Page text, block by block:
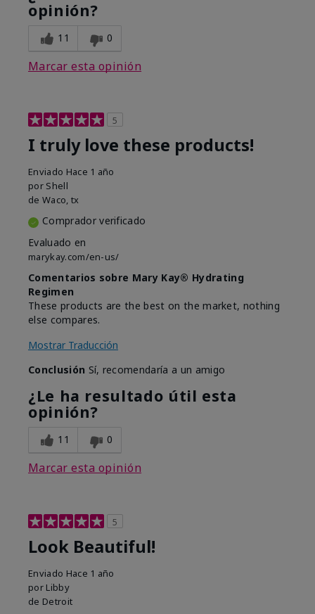
opinión?
11 0
Marcar esta opinión
5
I truly love these products!
Enviado Hace 1 año
por Shell
de Waco, tx
Comprador verificado
Evaluado en
marykay.com/en-us/
Comentarios sobre Mary Kay® Hydrating
Regimen
These products are the best on the market, nothing
else compares.
Mostrar Traducción
Conclusión Sí, recomendaría a un amigo
¿Le ha resultado útil esta
opinión?
11 0
Marcar esta opinión
5
Look Beautiful!
Enviado Hace 1 año
por Libby
de Detroit